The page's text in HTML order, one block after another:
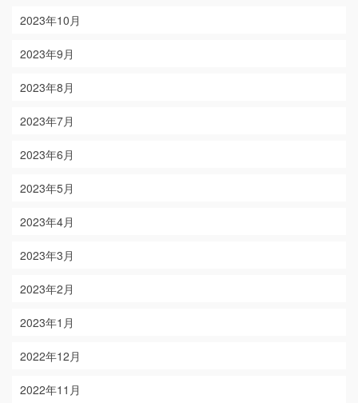
2023年10月
2023年9月
2023年8月
2023年7月
2023年6月
2023年5月
2023年4月
2023年3月
2023年2月
2023年1月
2022年12月
2022年11月